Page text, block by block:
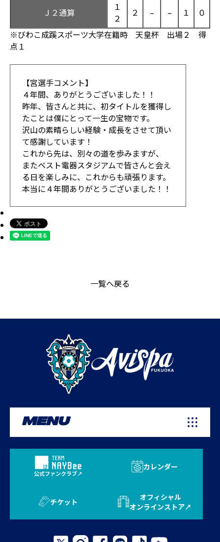
Ｊ２通算
１
２
２ – – １
０
※びわこ成蹊スポーツ大学在籍時 天皇杯 出場２ 得
点１
【宮選手コメント】
４年間、ありがとうございました！！
昨年、皆さんと共に、初タイトルを獲得し
たことは僕にとって一生の宝物です。
沢山の素晴らしい経験・成長をさせて頂い
て感謝しています！
これから先は、別々の道を歩みますが、
またベスト電器スタジアムで皆さんと会え
る日を楽しみに、これからも頑張ります。
本当に４年間ありがとうございました！！
一覧へ戻る
MENU
公式ファンクラブ
カレンダー
チケット
オフィシャル
オンラインストア